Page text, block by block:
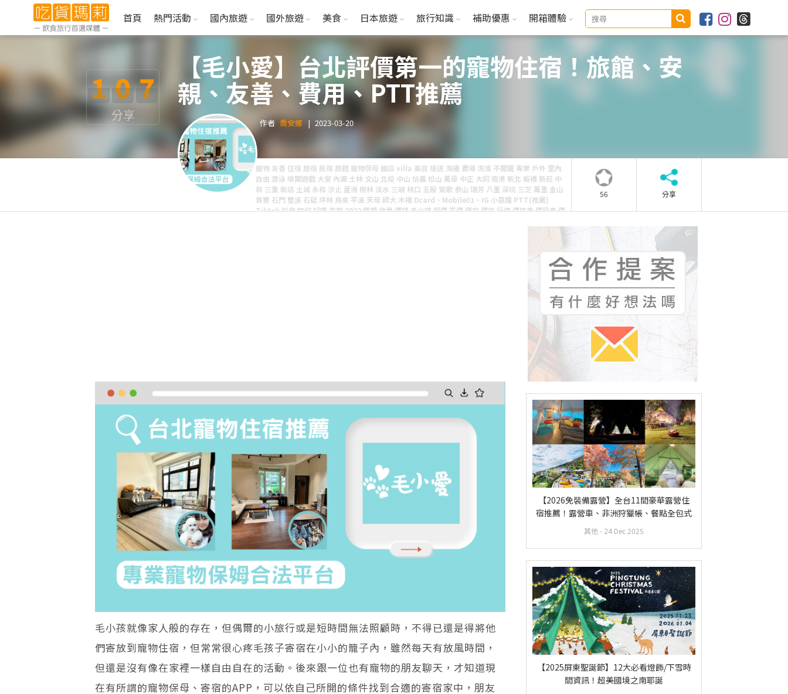
首頁 熱門活動 國內旅遊 國外旅遊 美食 日本旅遊 旅行知識 補助優惠 開箱體驗
1 0 7
分享
【毛小愛】台北評價第一的寵物住宿！旅館、安
親、友善、費用、PTT推薦
作者 喬安娜 | 2023-03-20
寵物 友善 住宿 旅宿 民宿 旅館 寵物保母 飯店 villa 美容 接送 海邊 農場 洗澡 不關籠 專業 戶外 室內
自由 游泳 嗅聞遊戲 大安 內湖 士林 文山 北投 中山 信義 松山 萬華 中正 大同 南港 新北 板橋 新莊 中
和 三重 新店 土城 永和 汐止 蘆洲 樹林 淡水 三峽 林口 五股 鶯歌 泰山 瑞芳 八里 深坑 三芝 萬里 金山
貢寮 石門 雙溪 石碇 坪林 烏來 平溪 天母 師大 木柵 Dcard、Mobile01、IG 小惡魔 PTT(推薦)
Tiktok 抖音 如何 好嗎 怎麼 2022 哪裡 收費 價錢 多少錢 報價 平價 便宜 價格 行情 價格表 價目表 價
56 分享
【2026免裝備露營】全台11間豪華露營住
宿推薦！露營車、非洲狩獵帳、餐點全包式
服務
其他 - 24 Dec 2025
【2025屏東聖誕節】12大必看燈飾/下雪時
間資訊！超美國境之南耶誕
毛小孩就像家人般的存在，但偶爾的小旅行或是短時間無法照顧時，不得已還是得將他
們寄放到寵物住宿，但常常很心疼毛孩子寄宿在小小的籠子內，雖然每天有放風時間，
但還是沒有像在家裡一樣自由自在的活動。後來跟一位也有寵物的朋友聊天，才知道現
在有所謂的寵物保母、寄宿的APP，可以依自己所開的條件找到合適的寄宿家中，朋友